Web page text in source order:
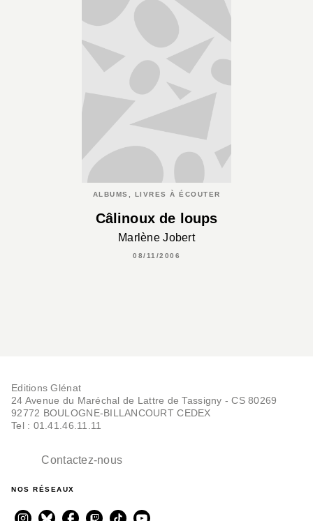
ALBUMS, LIVRES À ÉCOUTER
Câlinoux de loups
Marlène Jobert
08/11/2006
Editions Glénat
24 Avenue du Maréchal de Lattre de Tassigny - CS 80269
92772 BOULOGNE-BILLANCOURT CEDEX
Tel : 01.41.46.11.11
Contactez-nous
NOS RÉSEAUX